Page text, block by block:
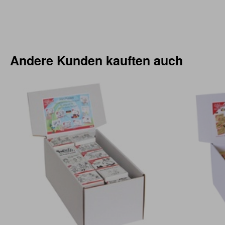
Andere Kunden kauften auch